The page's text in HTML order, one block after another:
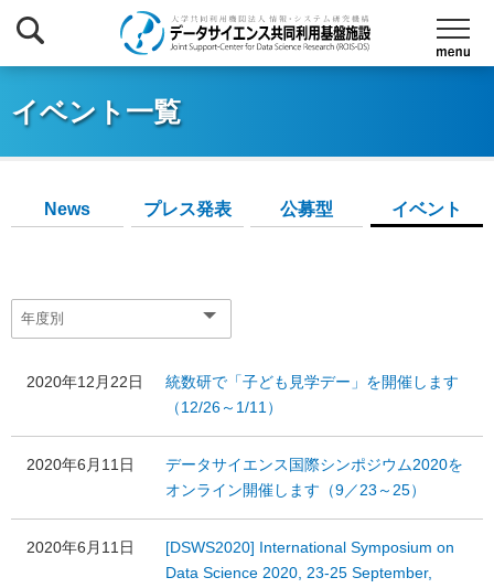
イベント一覧
News プレス発表 公募型 イベント
2020年12月22日
統数研で「子ども見学デー」を開催します
（12/26～1/11）
2020年6月11日
データサイエンス国際シンポジウム2020を
オンライン開催します（9／23～25）
2020年6月11日
[DSWS2020] International Symposium on
Data Science 2020, 23-25 September,